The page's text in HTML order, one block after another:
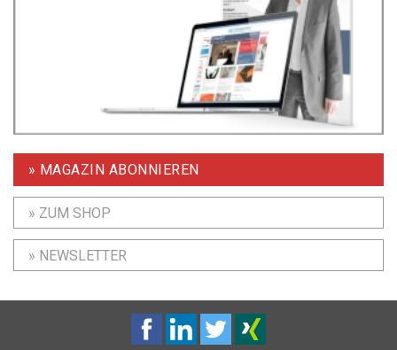
» MAGAZIN ABONNIEREN
» ZUM SHOP
» NEWSLETTER